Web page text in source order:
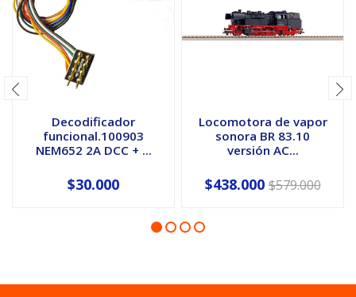
Decodificador
funcional.100903
NEM652 2A DCC + ...
$30.000
Locomotora de vapor
sonora BR 83.10
versión AC...
$438.000 $579.000